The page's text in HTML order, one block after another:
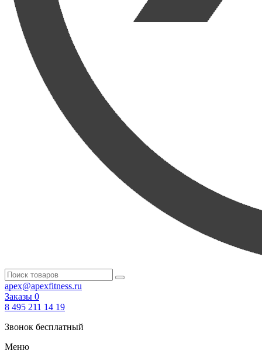
apex@apexfitness.ru
Заказы 0
8 495 211 14 19
Звонок бесплатный
Меню